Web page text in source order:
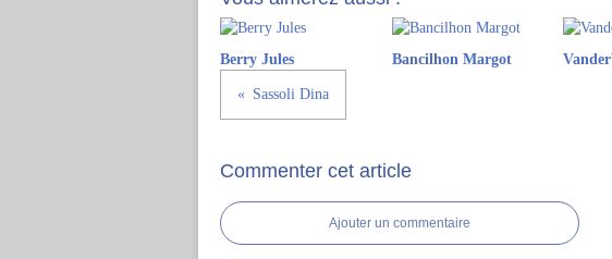
Berry Jules Bancilhon Margot
Sassoli Dina
Commenter cet article
Ajouter un commentaire